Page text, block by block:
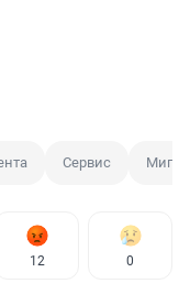
Сервис
12 0